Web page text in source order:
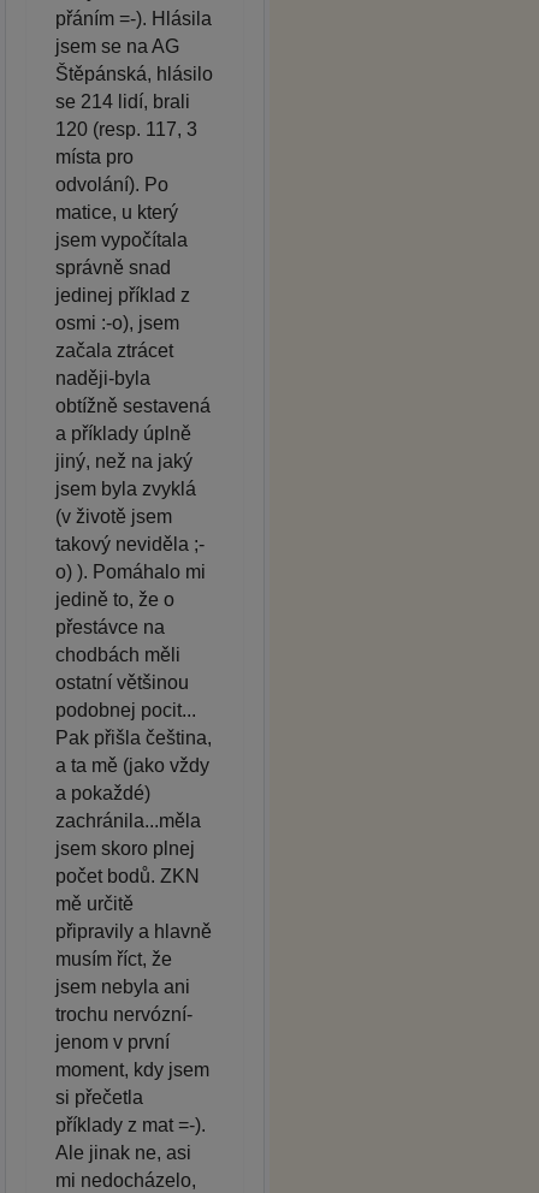
přáním =-). Hlásila
jsem se na AG
Štěpánská, hlásilo
se 214 lidí, brali
120 (resp. 117, 3
místa pro
odvolání). Po
matice, u který
jsem vypočítala
správně snad
jedinej příklad z
osmi :-o), jsem
začala ztrácet
naději-byla
obtížně sestavená
a příklady úplně
jiný, než na jaký
jsem byla zvyklá
(v životě jsem
takový neviděla ;-
o) ). Pomáhalo mi
jedině to, že o
přestávce na
chodbách měli
ostatní většinou
podobnej pocit...
Pak přišla čeština,
a ta mě (jako vždy
a pokaždé)
zachránila...měla
jsem skoro plnej
počet bodů. ZKN
mě určitě
připravily a hlavně
musím říct, že
jsem nebyla ani
trochu nervózní-
jenom v první
moment, kdy jsem
si přečetla
příklady z mat =-).
Ale jinak ne, asi
mi nedocházelo,